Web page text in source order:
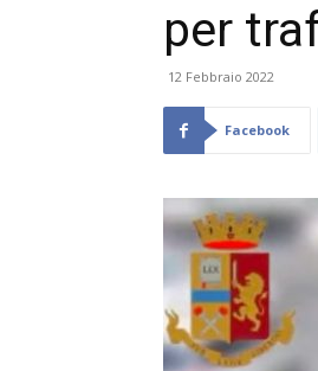
per
12 Febbraio 2022
Facebook